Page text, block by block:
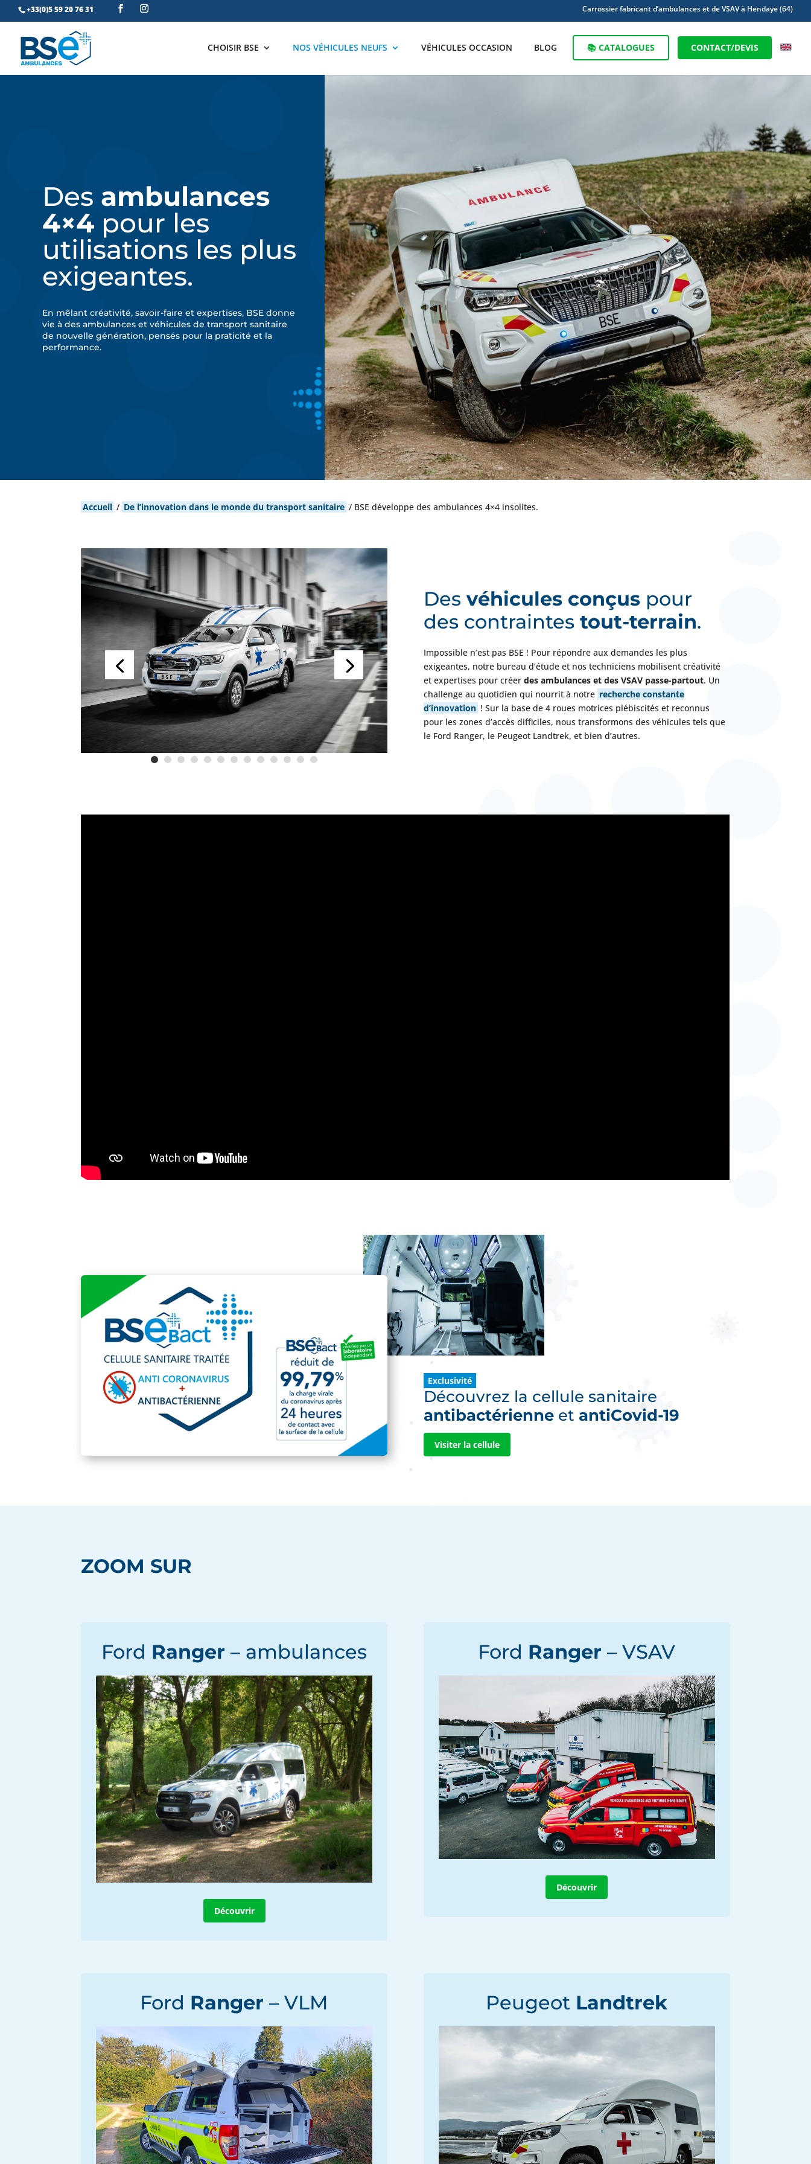
+33(0)5 59 20 76 31 Carrossier fabricant d’ambulances et de VSAV à Hendaye (64)
CHOISIR BSE NOS VÉHICULES NEUFS VÉHICULES OCCASION BLOG 📚 CATALOGUES CONTACT/DEVIS
Des ambulances
4×4 pour les
utilisations les plus
exigeantes.
En mêlant créativité, savoir-faire et expertises, BSE donne
vie à des ambulances et véhicules de transport sanitaire
de nouvelle génération, pensés pour la praticité et la
performance.
Accueil / De l’innovation dans le monde du transport sanitaire / BSE développe des ambulances 4×4 insolites.
Des véhicules conçuspour
des contraintes tout-terrain.
Impossible n’est pas BSE ! Pour répondre aux demandes les plus
exigeantes, notre bureau d’étude et nos techniciens mobilisent créativité
et expertises pour créer des ambulances et des VSAV passe-partout. Un
challenge au quotidien qui nourrit à notre recherche constante
d’innovation ! Sur la base de 4 roues motrices plébiscités et reconnus
pour les zones d’accès difficiles, nous transformons des véhicules tels que
le Ford Ranger, le Peugeot Landtrek, et bien d’autres.
Exclusivité
Découvrez la cellule sanitaire
antibactérienneet antiCovid-19
Visiter la cellule
ZOOM SUR
Ford Ranger– ambulances
Découvrir
Ford Ranger– VSAV
Découvrir
Ford Ranger– VLM Peugeot Landtrek